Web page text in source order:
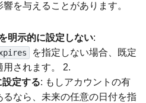
を与えることがあります。
明示的に設定しない:
を指定しない場合、既定
されます。 2.
設定する: もしアカウントの有
なら、未来の任意の日付を指